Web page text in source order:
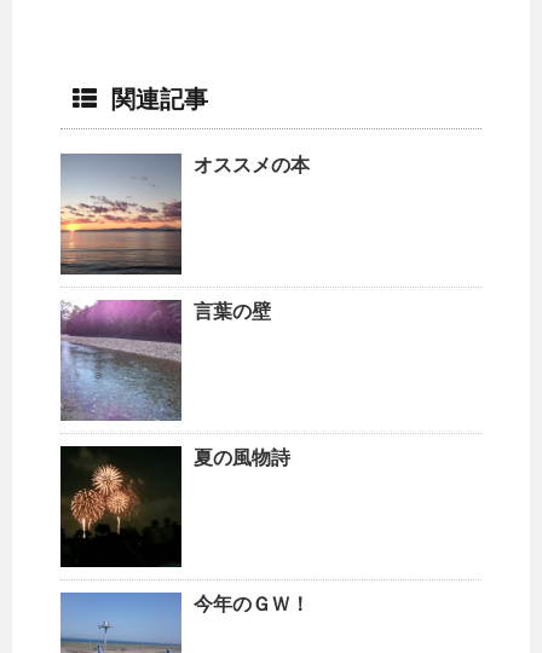
関連記事
オススメの本
言葉の壁
夏の風物詩
今年のＧＷ！